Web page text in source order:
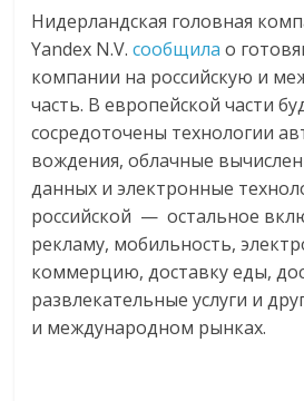
для
Commerce,
ритейле,
технологиях,
соцсетях.
Нам
важно,
как
знать
как
Сеть
Нидерландская головная
Yandex N.V.сообщила о
компании на российскую и
часть. В европейской части
сосредоточены технологии
вождения, облачные
данных и электронные
российской — остальное
рекламу, мобильность,
коммерцию, доставку еды,
развлекательные услуги и
и международном рынках.